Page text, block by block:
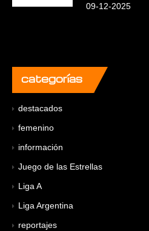
09-12-2025
categorías
destacados
femenino
información
Juego de las Estrellas
Liga A
Liga Argentina
reportajes